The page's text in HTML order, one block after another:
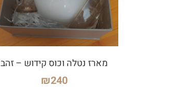
מארז נטלה וכוס קידוש – זהב
₪240